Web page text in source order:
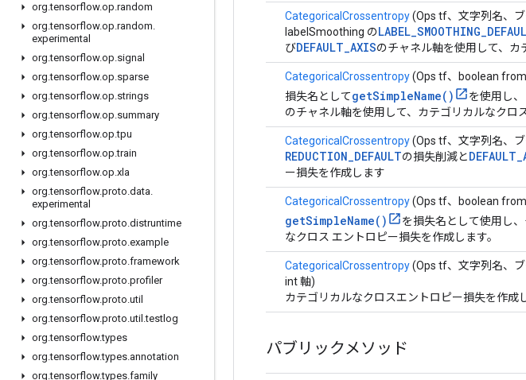
org.tensorflow.op.random
org.tensorflow.op.random.
experimental
org.tensorflow.op.signal
org.tensorflow.op.sparse
org.tensorflow.op.strings
org.tensorflow.op.summary
org.tensorflow.op.tpu
org.tensorflow.op.train
org.tensorflow.op.xla
org.tensorflow.proto.data.
experimental
org.tensorflow.proto.distruntime
org.tensorflow.proto.example
org.tensorflow.proto.framework
org.tensorflow.proto.profiler
org.tensorflow.proto.util
org.tensorflow.proto.util .testlog
org.tensorflow.types
org.tensorflow.types.annotation
org.tensorflow.types.family
CategoricalCrossentropy(Ops tf、文字列名、
labelSmoothing の
びDEFAULT_AXISのチャネル軸を使用して、カ
CategoricalCrossentropy(Ops tf、boolean
損失名としてgetSimpleName() を使用し、
のチャネル軸を使用して、カテゴリカルなクロ
CategoricalCrossentropy(Ops tf、文字列名、
REDUCTION_DEFAULTの損失削減と
ー損失を作成します
CategoricalCrossentropy(Ops tf、boolean
getSimpleName() を損失名として使用し
なクロス エントロピー損失を作成します。
CategoricalCrossentropy(Ops tf、文字列名、
int 軸)
カテゴリカルなクロスエントロピー損失を作成
パブリックメソッド